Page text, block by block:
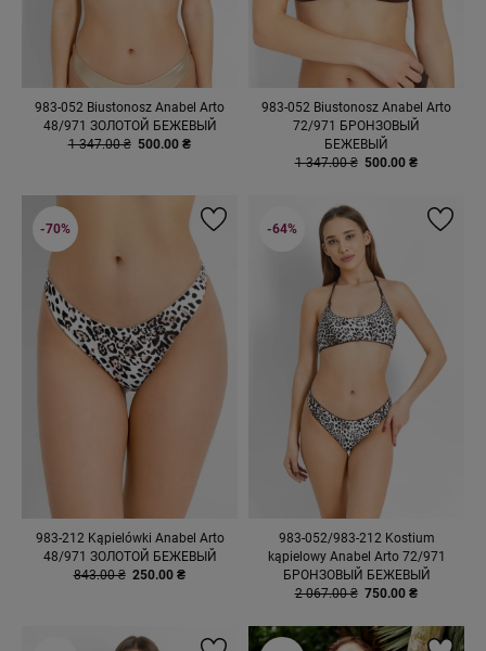
983-052 Biustonosz Anabel Arto
48/971 ЗОЛОТОЙ БЕЖЕВЫЙ
1 347.00 ₴ 500.00 ₴
983-052 Biustonosz Anabel Arto
72/971 БРОНЗОВЫЙ
БЕЖЕВЫЙ
1 347.00 ₴ 500.00 ₴
983-212 Kąpielówki Anabel Arto
48/971 ЗОЛОТОЙ БЕЖЕВЫЙ
843.00 ₴ 250.00 ₴
-70%
983-052/983-212 Kostium
kąpielowy Anabel Arto 72/971
БРОНЗОВЫЙ БЕЖЕВЫЙ
2 067.00 ₴ 750.00 ₴
-64%